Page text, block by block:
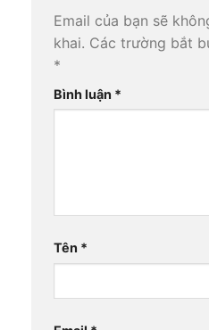
Email của bạn sẽ
khai. Các trường bắt
*
Bình luận *
Tên *